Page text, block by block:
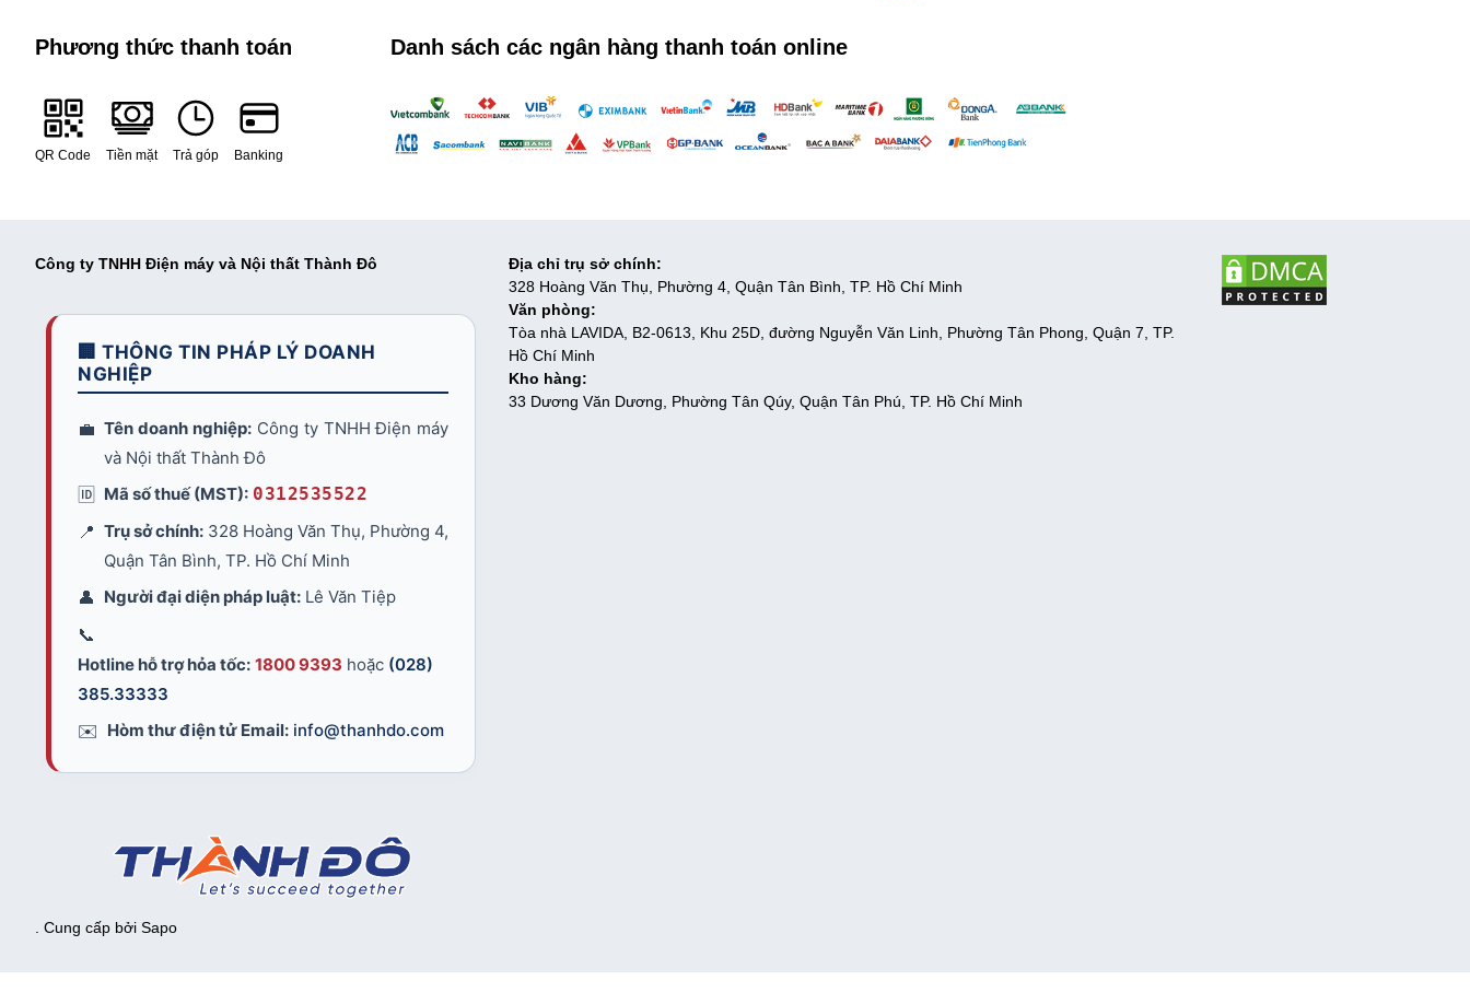
Phương thức thanh toán
QR Code Tiền mặt Trả góp Banking
Danh sách các ngân hàng thanh toán online
Công ty TNHH Điện máy và Nội thất Thành Đô
🏢 THÔNG TIN PHÁP LÝ DOANH
NGHIỆP
💼 Tên doanh nghiệp:Công ty TNHH Điện máy
và Nội thất Thành Đô
🆔 Mã số thuế (MST): 0312535522
📍 Trụ sở chính: 328 Hoàng Văn Thụ, Phường 4,
Quận Tân Bình, TP. Hồ Chí Minh
👤 Người đại diện pháp luật: Lê Văn Tiệp
📞
Hotline hỗ trợ hỏa tốc: 1800 9393 hoặc (028)
385.33333
✉️ Hòm thư điện tử Email: info@thanhdo.com
. Cung cấp bởi Sapo
Địa chỉ trụ sở chính:
328 Hoàng Văn Thụ, Phường 4, Quận Tân Bình, TP. Hồ Chí Minh
Văn phòng:
Tòa nhà LAVIDA, B2-0613, Khu 25D, đường Nguyễn Văn Linh, Phường Tân Phong, Quận 7, TP.
Hồ Chí Minh
Kho hàng:
33 Dương Văn Dương, Phường Tân Qúy, Quận Tân Phú, TP. Hồ Chí Minh